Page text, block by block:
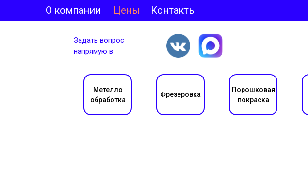
О компании Цены Контакты
Задать вопрос
напрямую в
Метелло
обработка
Фрезеровка
Порошковая
покраска